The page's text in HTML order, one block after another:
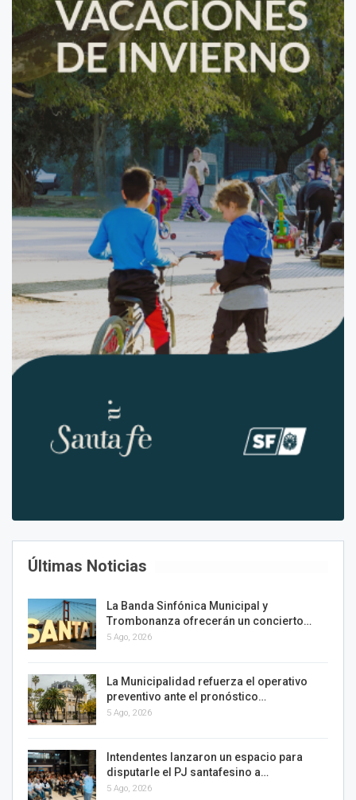
Últimas Noticias
La Banda Sinfónica Municipal y
Trombonanza ofrecerán un concierto…
5 Ago, 2026
La Municipalidad refuerza el operativo
preventivo ante el pronóstico…
5 Ago, 2026
Intendentes lanzaron un espacio para
disputarle el PJ santafesino a…
5 Ago, 2026